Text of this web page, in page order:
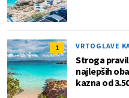
1 VRTOGLAVE
Stroga
najlepših
kazna od